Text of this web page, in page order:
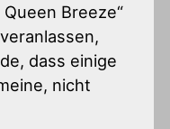
Breeze“
dass einige
nicht